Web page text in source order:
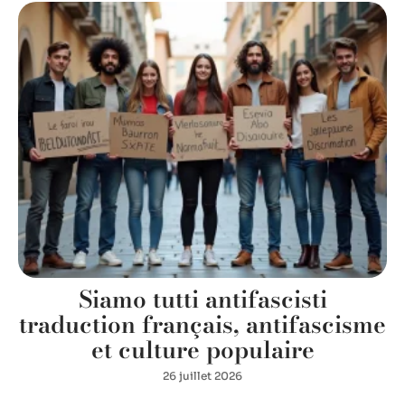
Siamo tutti antifascisti
traduction français, antifascisme
et culture populaire
26 juillet 2026